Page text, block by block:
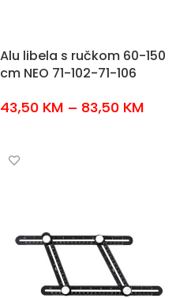
Alu libela s ručkom 60-150
cm NEO 71-102-71-106
43,50 KM – 83,50 KM